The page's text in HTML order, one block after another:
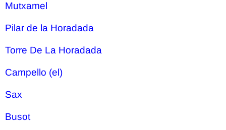
Mutxamel
Pilar de la Horadada
Torre De La Horadada
Campello (el)
Sax
Busot